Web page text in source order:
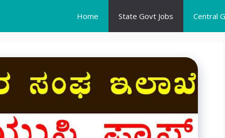
Home State Govt Jobs Central